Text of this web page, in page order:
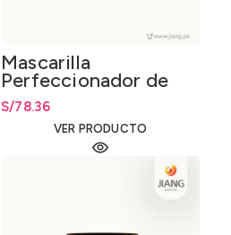
Mascarilla
Perfeccionador de
Rizos 250ml.
S/78.36
VER PRODUCTO